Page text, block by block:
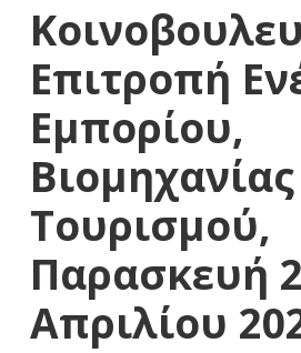
Επιτροπή
Εμπορίου,
Τουρισμού,
Παρασκευή
Απριλίου